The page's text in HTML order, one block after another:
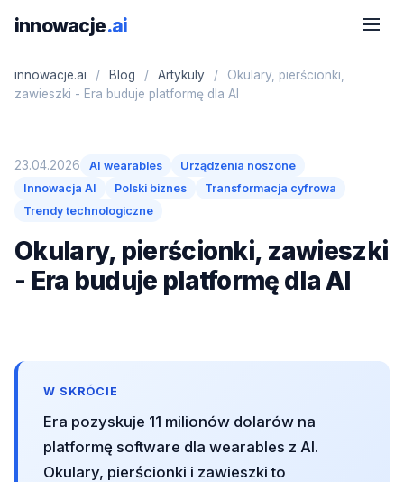
innowacje.ai
innowacje.ai / Blog / Artykuly /
Okulary, pierścionki,
zawieszki - Era buduje platformę dla AI
23.04.2026 AI wearables
Urządzenia noszone
Innowacja AI
Polski biznes
Transformacja cyfrowa
Trendy technologiczne
Okulary, pierścionki, zawieszki
- Era buduje platformę dla AI
W SKRÓCIE
Era pozyskuje 11 milionów dolarów na
platformę software dla wearables z AI.
Okulary, pierścionki i zawieszki to